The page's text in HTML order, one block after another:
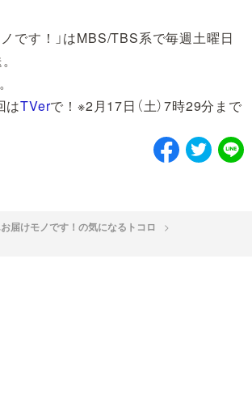
です！」はMBS/TBS系で毎週土曜日
。
はTVerで！※2月17日（土）7時29分まで
届けモノです！の気になるトコロ